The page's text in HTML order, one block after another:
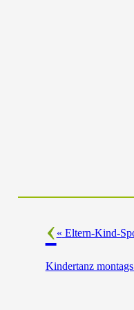
« Eltern-Kind-
Kindertanz